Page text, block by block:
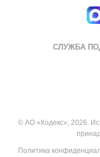
СЛУЖБА
© АО «Кодекс», 2026.
Политика